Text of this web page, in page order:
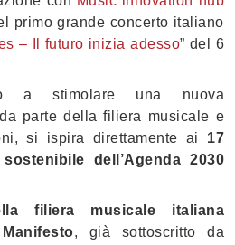
primo grande concerto italiano
– Il futuro inizia adesso” del 6
a stimolare una nuova
parte della filiera musicale e
si ispira direttamente ai 17
dell’Agenda 2030
filiera musicale italiana
, già sottoscritto da